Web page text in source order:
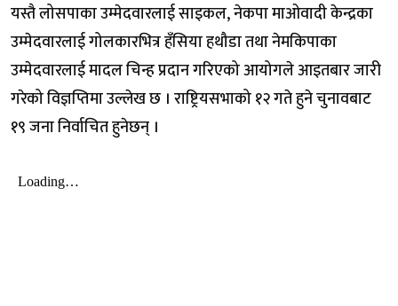
यस्तै लोसपाका उम्मेदवारलाई साइकल, नेकपा माओवादी केन्द्रका
उम्मेदवारलाई गोलकारभित्र हँसिया हथौडा तथा नेमकिपाका
उम्मेदवारलाई मादल चिन्ह प्रदान गरिएको आयोगले आइतबार जारी
गरेको विज्ञप्तिमा उल्लेख छ । राष्ट्रियसभाको १२ गते हुने चुनावबाट
१९ जना निर्वाचित हुनेछन् ।